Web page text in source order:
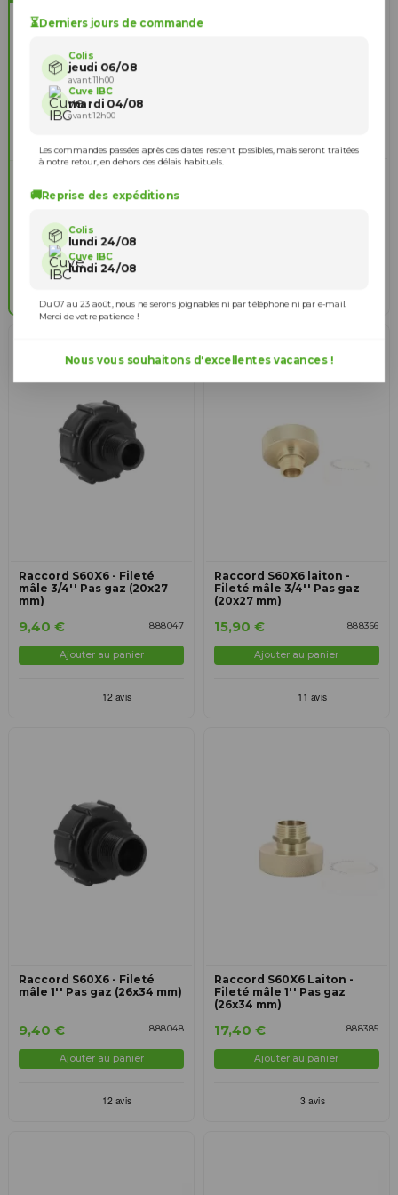
d'identification
Diamètre extérieur
sortie vanne = 60 mm
Espace entre filets
mm
Nombre de filets vanne
Raccord S60X6 - Fileté
mâle 3/4'' Pas gaz (20x27
mm)
888047
9,40 €
Ajouter au panier
Raccord S60X6 laiton -
Fileté mâle 3/4'' Pas gaz
(20x27 mm)
888366
15,90 €
Ajouter au panier
Raccord S60X6 - Fileté
mâle 1'' Pas gaz (26x34 mm)
888048
9,40 €
Ajouter au panier
Raccord S60X6 Laiton -
Fileté mâle 1'' Pas gaz
(26x34 mm)
888385
17,40 €
Ajouter au panier
⏳Derniers jours de commande
📦
Colis
jeudi 06/08
avant 11h00
Cuve IBC
mardi 04/08
avant 12h00
Les commandes passées après ces dates restent possibles, mais seront traitées
à notre retour, en dehors des délais habituels.
🚚Reprise des expéditions
📦 Colis
lundi 24/08
Cuve IBC
lundi 24/08
Du 07 au 23 août, nous ne serons joignables ni par téléphone ni par e-mail.
Merci de votre patience !
Nous vous souhaitons d'excellentes vacances !